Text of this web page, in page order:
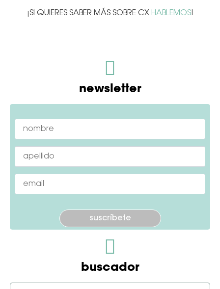
¡SI QUIERES SABER MÁS SOBRE CX HABLEMOS!
newsletter
este
buscador